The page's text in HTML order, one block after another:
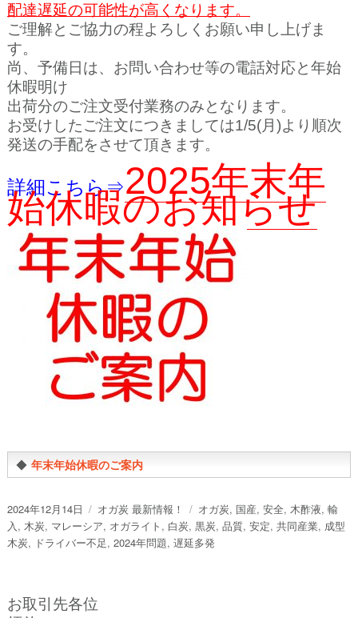
配達遅延の可能性が高くなります。
ご理解とご協力の程よろしくお願い申し上げま
す。
尚、予備日は、お問い合わせ等の電話対応と年始
休暇明け
出荷分のご注文受付業務のみとなります。
お受けしたご注文につきましては1/5(月)より順次
発送の手配をさせて頂きます。
詳細こちら⇒2025年末年
始休暇のお知らせ
◆ 年末年始休暇のご案内
投
稿
日:
2024年12月14日
カ
テ
ゴ
オガ炭 最新情報！
タ
グ
オガ炭, 国産, 安全, 木酢液, 輸
入, 木炭, マレーシア, オガライト , 白炭, 黒炭, 品質, 安定, 共同産業, 成型
木炭, ドライバー不足, 2024年問題, 遅延多発
お取引先各位